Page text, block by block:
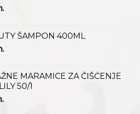
ŠAMPON 400ML
MARAMICE ZA ČIŠĆENJE
50/1